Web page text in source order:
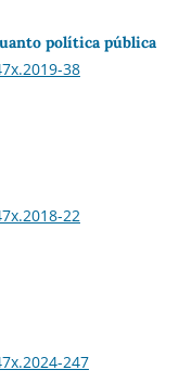
polí­tica pública
38
22
247